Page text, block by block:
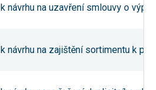
k návrhu na uzavření smlouvy o
k návrhu na zajištění sortimentu k